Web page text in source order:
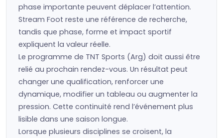
phase importante peuvent déplacer l’attention.
Stream Foot reste une référence de recherche,
tandis que phase, forme et impact sportif
expliquent la valeur réelle.
Le programme de TNT Sports (Arg) doit aussi être
relié au prochain rendez-vous. Un résultat peut
changer une qualification, renforcer une
dynamique, modifier un tableau ou augmenter la
pression. Cette continuité rend l’événement plus
lisible dans une saison longue.
Lorsque plusieurs disciplines se croisent, la